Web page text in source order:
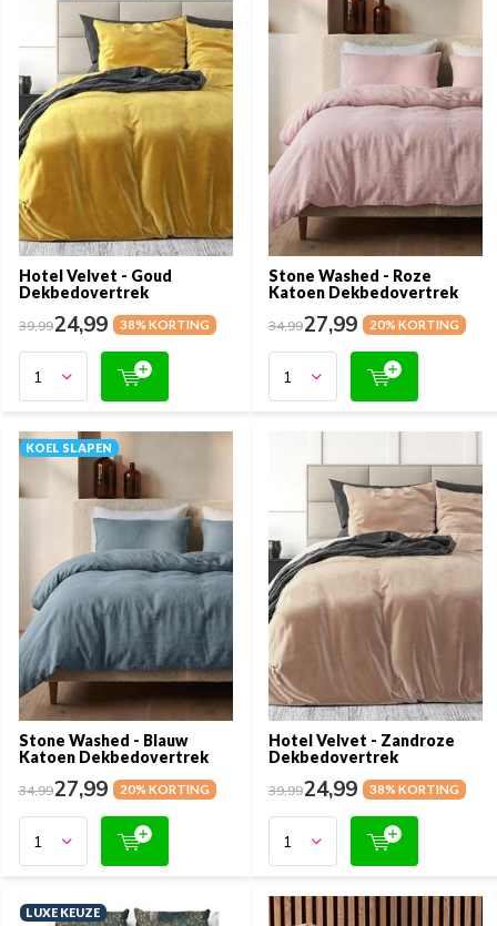
Hotel Velvet - Goud
Dekbedovertrek
39,9924,99 38% KORTING
Stone Washed - Roze
Katoen Dekbedovertrek
34,9927,99 20% KORTING
Stone Washed - Blauw
Katoen Dekbedovertrek
KOEL SLAPEN
34,9927,99 20% KORTING
Hotel Velvet - Zandroze
Dekbedovertrek
39,9924,99 38% KORTING
LUXE KEUZE